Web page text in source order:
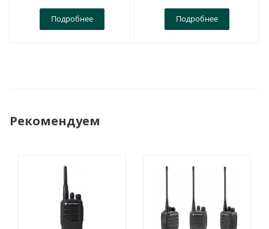
Подробнее Подробнее
Рекомендуем